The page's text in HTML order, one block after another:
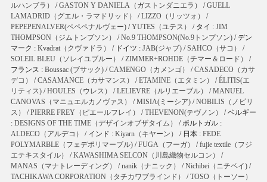
ルハンブラ）
/GASTON Y DANIELA（ガストンダニエラ） /GUELL
LAMADRID（グエル・ラマドリッド）
/LIZZO（リッツォ）
/
PEPEPENALVER(ペペペナルヴェー)/YUTES（ユテス） / タイ : JIM
THOMPSON（ジムトンプソン）
/No.9 THOMPSON(No.9トンプソン)/ デン
マーク : Kvadrat（クヴァドラ） / ドイツ : JAB(ジャブ)/SAHCO（サコ）
/
SOLEIL BLEU（ソレイユブルー）
/ ZIMMER+ROHDE（チマー＆ロード）
/
フランス : Boussac (ブサック)/CAMENGO（カメンゴ） /CASADECO（カサ
デコ）
/CASAMANCE（カサマンス） /ETAMINE（エタミン） /ÉLITIS(エ
リティス)/HOULES（ウレス） /LELIEVRE（ルリエーブル） /MANUEL
CANOVAS（マニュエルカノヴァス）
/MISIA(ミーシア)/NOBILIS（ノビリ
ス）
/PIERRE FREY（ピエールフレイ） /THEVENON(テヴノン）
/ ベルギー
: DESIGNS OF THE TIME（デザインオブザタイム）
/ ポルトガル :
ALDECO（アルデコ）
/ インド : Kiyarn（キヤーン） / 日本 : FEDE
POLYMARBLE（フェデポリマーブル)/FUGA（フーガ） /fujie textile（フジ
エテキスタイル）
/KAWASHIMA SELCON（川島織物セルコン）
/
MANAS（マナトレーディング）
/nanik（ナニック） /Nichibei（ニチベイ)/
TACHIKAWA CORPORATION（タチカワブラインド）
/TOSO（トーソー）